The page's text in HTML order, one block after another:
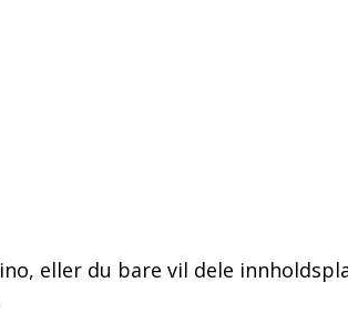
eller du bare vil dele